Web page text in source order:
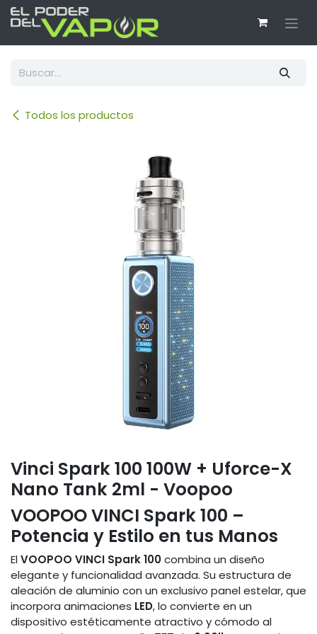
Ir al contenido
Todos los productos
Vinci Spark 100 100W + Uforce-X
Nano Tank 2ml - Voopoo
VOOPOO VINCI Spark 100 –
Potencia y Estilo en tus Manos
ElVOOPOO VINCI Spark 100combina un diseño
elegante y funcionalidad avanzada. Su estructura de
aleación de aluminio con un exclusivo panel estelar, que
incorpora animaciones LED, lo convierte en un
dispositivo estéticamente atractivo y cómodo al